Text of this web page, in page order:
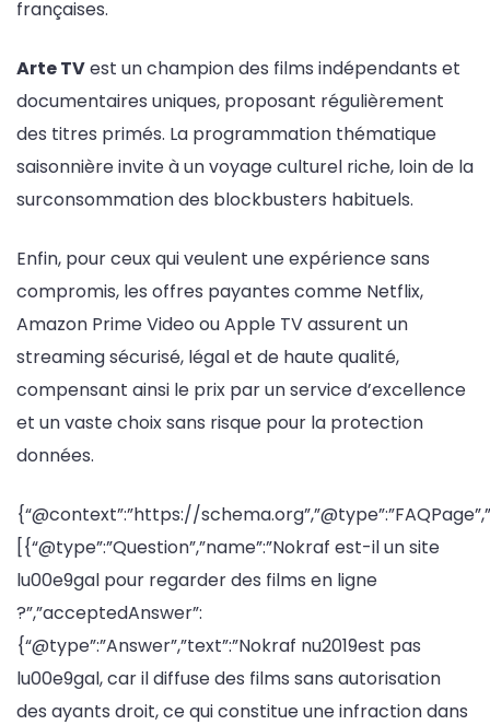
françaises.
Arte TVest un champion des films indépendants et
documentaires uniques, proposant régulièrement
des titres primés. La programmation thématique
saisonnière invite à un voyage culturel riche, loin de la
surconsommation des blockbusters habituels.
Enfin, pour ceux qui veulent une expérience sans
compromis, les offres payantes comme Netflix,
Amazon Prime Video ou Apple TV assurent un
streaming sécurisé, légal et de haute qualité,
compensant ainsi le prix par un service d’excellence
et un vaste choix sans risque pour la protection
données.
{“@context”:”https://
[{“@type”:”Question”,”name”:”Nokraf est-il un site
lu00e9gal pour regarder des films en ligne
?”,”acceptedAnswer”:
{“@type”:”Answer”,”text”:”Nokraf nu2019est pas
lu00e9gal, car il diffuse des films sans autorisation
des ayants droit, ce qui constitue une infraction dans